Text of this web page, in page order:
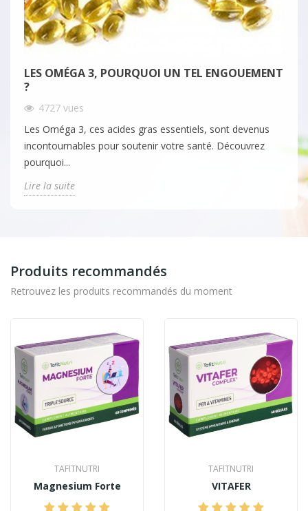
LES OMÉGA 3, POURQUOI UN TEL ENGOUEMENT
?
4727 vues
Les Oméga 3, ces acides gras essentiels, sont devenus
incontournables pour soutenir votre santé. Découvrez
pourquoi...
Lire la suite
Produits recommandés
Retrouvez les produits recommandés du moment
TAFITNUTRI
Magnesium Forte
TAFITNUTRI
VITAFER